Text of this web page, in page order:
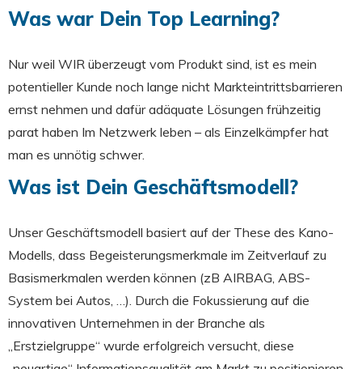
Was war Dein Top Learning?
Nur weil WIR überzeugt vom Produkt sind, ist es mein
potentieller Kunde noch lange nicht Markteintrittsbarrieren
ernst nehmen und dafür adäquate Lösungen frühzeitig
parat haben Im Netzwerk leben – als Einzelkämpfer hat
man es unnötig schwer.
Was ist Dein Geschäftsmodell?
Unser Geschäftsmodell basiert auf der These des Kano-
Modells, dass Begeisterungsmerkmale im Zeitverlauf zu
Basismerkmalen werden können (zB AIRBAG, ABS-
System bei Autos, …). Durch die Fokussierung auf die
innovativen Unternehmen in der Branche als
„Erstzielgruppe“ wurde erfolgreich versucht, diese